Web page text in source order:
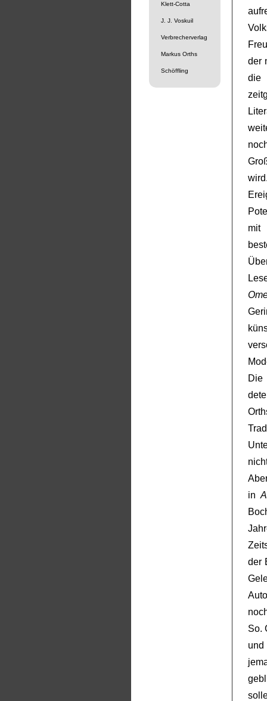
Klett-Cotta
J. J. Voskuil
Verbrecherverlag
Markus Orths
Schöffling
der
die
mit
Die
in
der
So.